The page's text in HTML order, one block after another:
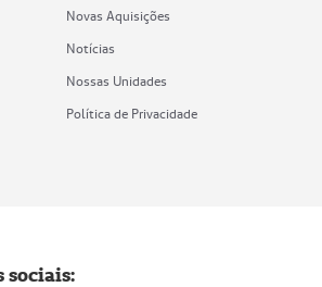
Novas Aquisições
Notícias
Nossas Unidades
Política de Privacidade
sociais: